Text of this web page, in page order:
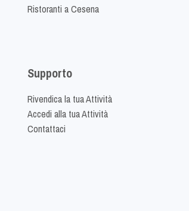
Ristoranti a Cesena
Supporto
Rivendica la tua Attività
Accedi alla tua Attività
Contattaci